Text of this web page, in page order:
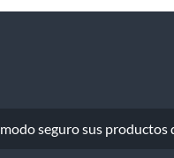
seguro sus productos